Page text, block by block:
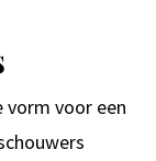
vorm voor een